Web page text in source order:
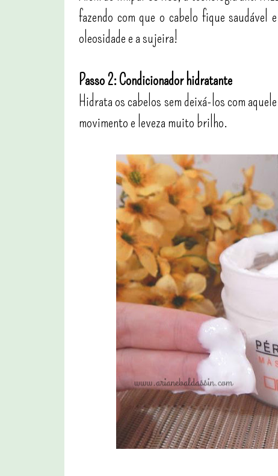
fazendo com que o cabelo fique
oleosidade e a sujeira!
Passo 2: Condicionador hidratante
Hidrata os cabelos sem deixá-los com
movimento e leveza muito brilho.